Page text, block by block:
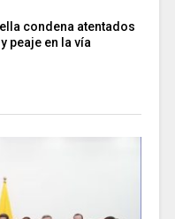
condena atentados
peaje en la vía